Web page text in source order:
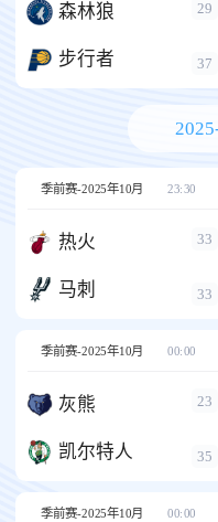
森林狼
步行者
29
37
季前赛-2025年10月 23:30
热火
马刺
33
33
季前赛-2025年10月 00:00
灰熊
凯尔特人
23
35
季前赛-2025年10月 00:00